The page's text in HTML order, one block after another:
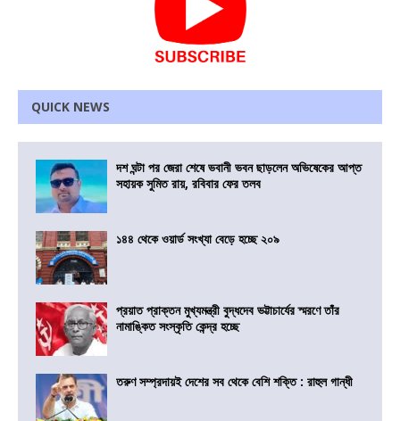
QUICK NEWS
দশ ঘন্টা পর জেরা শেষে ভবানী ভবন ছাড়লেন অভিষেকের আপ্ত
সহায়ক সুমিত রায়, রবিবার ফের তলব
১৪৪ থেকে ওয়ার্ড সংখ্যা বেড়ে হচ্ছে ২০৯
প্রয়াত প্রাক্তন মুখ্যমন্ত্রী বুদ্ধদেব ভট্টাচার্যের স্মরণে তাঁর
নামাঙ্কিত সংস্কৃতি কেন্দ্র হচ্ছে
তরুণ সম্প্রদায়ই দেশের সব থেকে বেশি শক্তি : রাহুল গান্ধী